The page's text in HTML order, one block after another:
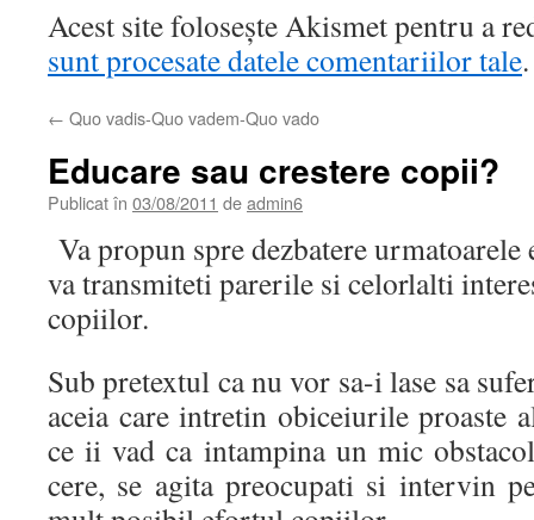
Acest site folosește Akismet pentru a
sunt procesate datele comentariilor tale.
← Quo vadis-Quo vadem-Quo vado
Educare sau crestere copii?
Publicat în 03/08/2011 deadmin6
Va propun spre dezbatere
va transmiteti parerile si celorlalti
copiilor.
Sub pretextul ca nu vor sa-i lase sa
aceia care intretin obiceiurile proaste
ce ii vad ca intampina un mic
cere, se agita preocupati si intervin